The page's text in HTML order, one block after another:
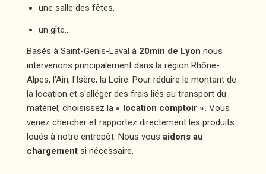
une salle des fêtes,
un gîte...
Basés à Saint-Genis-Laval à 20min de Lyon nous
intervenons principalement dans la région Rhône-
Alpes, l'Ain, l'Isère, la Loire. Pour réduire le montant de
la location et s'alléger des frais liés au transport du
matériel, choisissez la « location comptoir ». Vous
venez chercher et rapportez directement les produits
loués à notre entrepôt. Nous vous aidons au
chargementsi nécessaire.